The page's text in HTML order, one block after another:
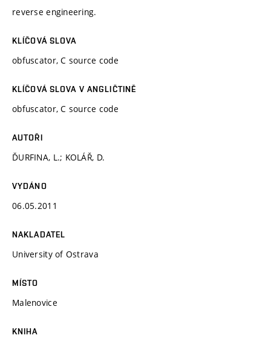
reverse engineering.
KLÍČOVÁ SLOVA
obfuscator, C source code
KLÍČOVÁ SLOVA V ANGLIČTINĚ
obfuscator, C source code
AUTOŘI
ĎURFINA, L.; KOLÁŘ, D.
VYDÁNO
06.05.2011
NAKLADATEL
University of Ostrava
MÍSTO
Malenovice
KNIHA